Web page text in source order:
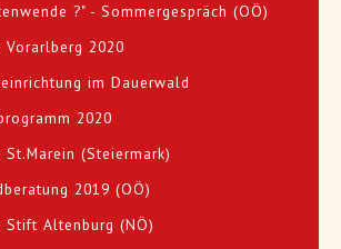
?" - Sommergespräch (OÖ)
Vorarlberg 2020
im Dauerwald
2020
(Steiermark)
2019 (OÖ)
Stift Altenburg (NÖ)